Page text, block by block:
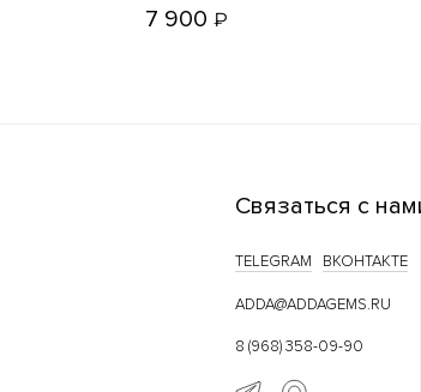
7 900 ₽
Связаться с
TELEGRAM ВКОНТАКТЕ
ADDA@ADDAGEMS.RU
8 (968) 358-09-90